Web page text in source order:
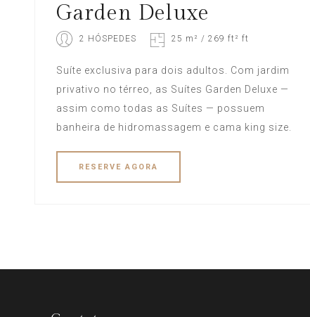
Garden Deluxe
2 HÓSPEDES 25 m² / 269 ft² ft
Suíte exclusiva para dois adultos. Com jardim
privativo no térreo, as Suítes Garden Deluxe —
assim como todas as Suítes — possuem
banheira de hidromassagem e cama king size.
RESERVEAGORA